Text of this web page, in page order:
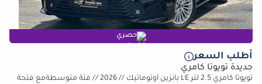
حصري
أطلب السعر
جديدة تويوتا كامري
تويوتا كامري 2.5 لتر LE بانزين أوتوماتيك // 2026 // فئة متوسطةمع فتحة